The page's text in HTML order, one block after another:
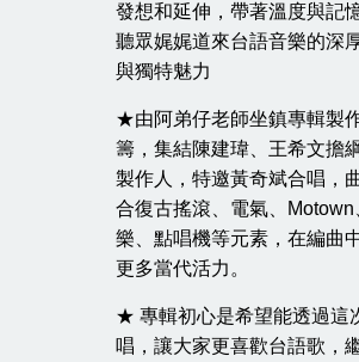
發想和延伸，帶著溫度與記
聽眾娓娓道來台語音樂的深
與獨特魅力
★由阿弟仔老師坐鎮專輯製
籌，集結陳建瑋、王希文擔
製作人，特邀黃奇斌合唱，
合復古搖滾、電氣、Motown
樂、點唱機等元素，在編曲
更多當代活力。
★ 專輯初心是希望能透過這
唱，讓大家更喜歡台語歌，